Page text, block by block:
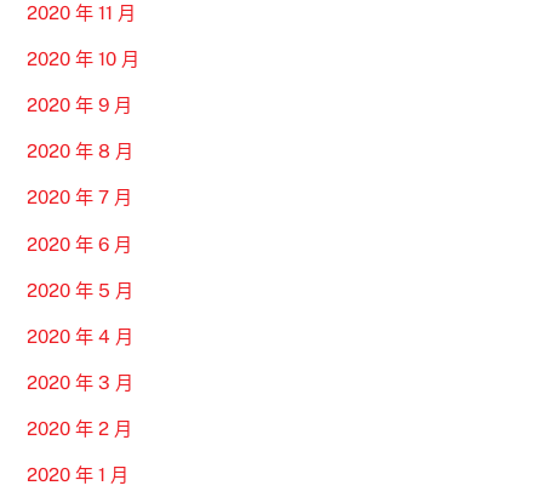
2020 年 11 月
2020 年 10 月
2020 年 9 月
2020 年 8 月
2020 年 7 月
2020 年 6 月
2020 年 5 月
2020 年 4 月
2020 年 3 月
2020 年 2 月
2020 年 1 月